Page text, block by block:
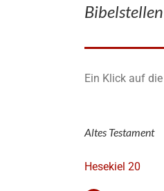
Bibelstellen
Ein Klick auf
Altes Testament
Hesekiel 20